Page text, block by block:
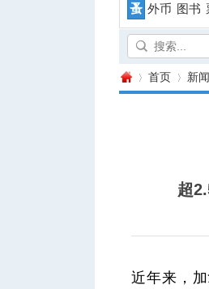
蚤 外币
图书
首页 新闻
超
近年来，